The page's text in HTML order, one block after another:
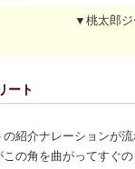
▼桃太郎ジ
ート
紹介ナレーションが
の角を曲がってすぐの